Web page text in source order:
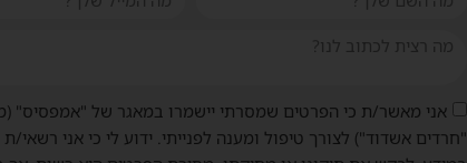
אני מאשר/ת כי הפרטים שמסרתי יישמרו במאגר של "אמפסיס"
"חרדים אשדוד") לצורך טיפול ומענה לפנייתי. ידוע לי כי אני רשאי/ת